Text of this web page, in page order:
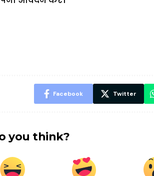
Facebook Twitter
you think?